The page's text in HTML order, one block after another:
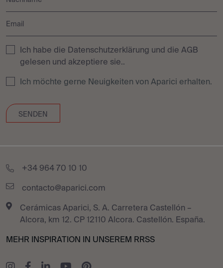
Ich habe die Datenschutzerklärung und die AGB
gelesen und akzeptiere sie..
Ich möchte gerne Neuigkeiten von Aparici erhalten.
+34 964 70 10 10
contacto@aparici.com
Cerámicas Aparici, S. A. Carretera Castellón –
Alcora, km 12. CP 12110 Alcora. Castellón. España.
MEHR INSPIRATION IN UNSEREM RRSS